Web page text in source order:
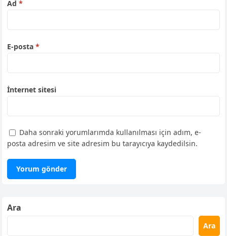
Ad*
E-posta*
İnternet sitesi
Daha sonraki yorumlarımda kullanılması için adım, e-
posta adresim ve site adresim bu tarayıcıya kaydedilsin.
Ara
Ara